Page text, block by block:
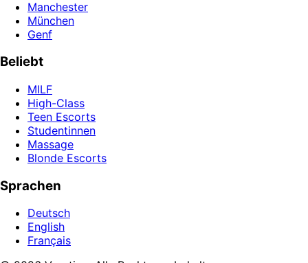
Manchester
München
Genf
Beliebt
MILF
High-Class
Teen Escorts
Studentinnen
Massage
Blonde Escorts
Sprachen
Deutsch
English
Français